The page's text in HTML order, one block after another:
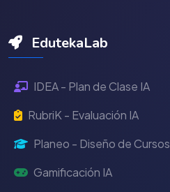
EdutekaLab
IDEA - Plan de Clase IA
RubriK - Evaluación IA
Planeo - Diseño de Cursos
Gamificación IA